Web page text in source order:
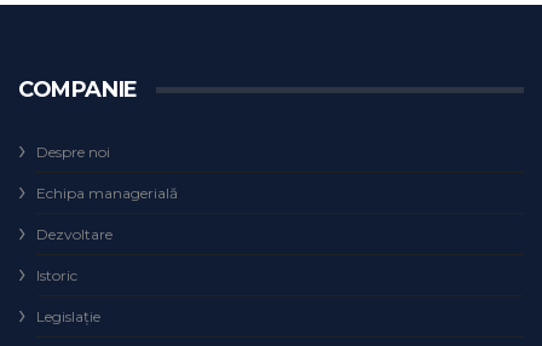
COMPANIE
Despre noi
Echipa managerială
Dezvoltare
Istoric
Legislaţie